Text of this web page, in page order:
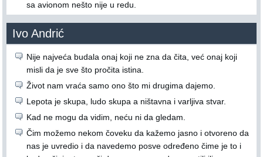
sa avionom nešto nije u redu.
Ivo Andrić
Nije najveća budala onaj koji ne zna da čita, već onaj koji
misli da je sve što pročita istina.
Život nam vraća samo ono što mi drugima dajemo.
Lepota je skupa, ludo skupa a ništavna i varljiva stvar.
Kad ne mogu da vidim, neću ni da gledam.
Čim možemo nekom čoveku da kažemo jasno i otvoreno da
nas je uvredio i da navedemo posve određeno čime je to i